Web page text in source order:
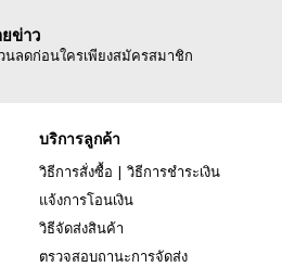
ข่าว
ลดก่อนใครเพียงสมัครสมาชิก
บริการลูกค้า
วิธีการสั่งซื้อ | วิธีการชำระเงิน
แจ้งการโอนเงิน
วิธีจัดส่งสินค้า
ตรวจสอบถานะการจัดส่ง